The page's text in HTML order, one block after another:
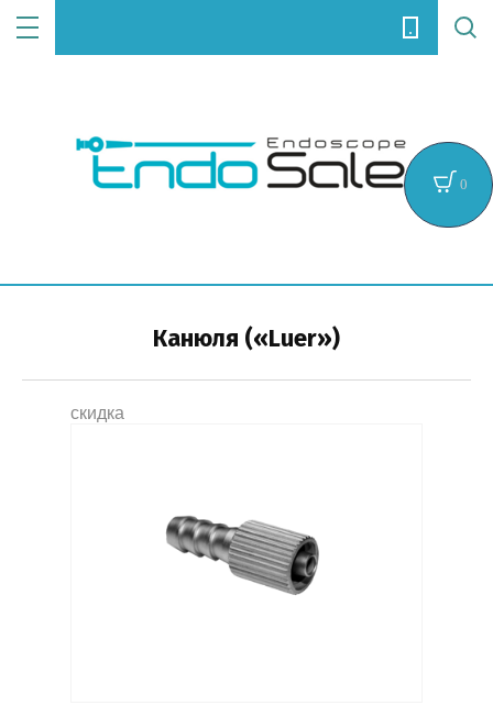
0
Канюля («Luer»)
скидка
Цена (руб.):